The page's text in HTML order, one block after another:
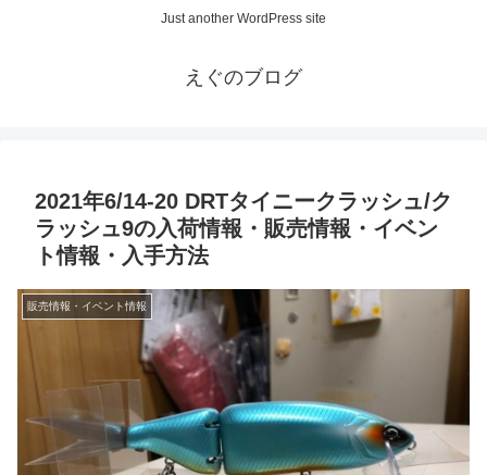
Just another WordPress site
えぐのブログ
2021年6/14-20 DRTタイニークラッシュ/ク
ラッシュ9の入荷情報・販売情報・イベン
ト情報・入手方法
販売情報・イベント情報